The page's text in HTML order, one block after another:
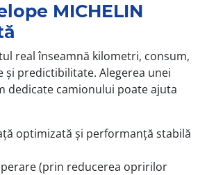
MICHELIN
real înseamnă kilometri, consum,
predictibilitate. Alegerea unei
dedicate camionului poate ajuta
optimizată și performanță stabilă
(prin reducerea opririlor